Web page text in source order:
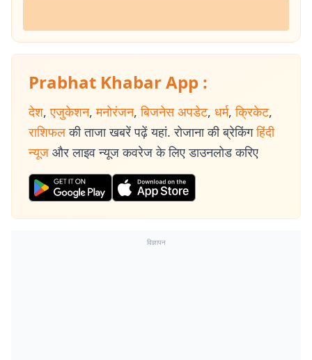
Prabhat Khabar App :
देश, एजुकेशन, मनोरंजन, बिजनेस अपडेट, धर्म, क्रिकेट,
राशिफल की ताजा खबरें पढ़ें यहां. रोजाना की ब्रेकिंग हिंदी
न्यूज और लाइव न्यूज कवरेज के लिए डाउनलोड करिए
विज्ञापन